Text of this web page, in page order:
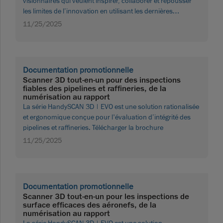
les limites de l’innovation en utilisant les dernières
avancées technologiques en mesure 3D. Télécharger la
11/25/2025
Documentation promotionnelle
Scanner 3D tout-en-un pour des inspections
fiables des pipelines et raffineries, de la
numérisation au rapport
La série HandySCAN 3D | EVO est une solution rationalisée
et ergonomique conçue pour l'évaluation d’intégrité des
pipelines et raffineries. Télécharger la brochure
11/25/2025
Documentation promotionnelle
Scanner 3D tout-en-un pour les inspections de
surface efficaces des aéronefs, de la
numérisation au rapport